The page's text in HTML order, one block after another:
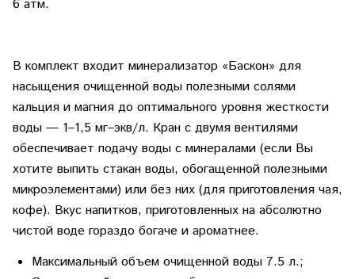
6 атм.
В комплект входит минерализатор «Баскон» для
насыщения очищенной воды полезными солями
кальция и магния до оптимального уровня жесткости
воды — 1–1,5 мг–экв/л. Кран с двумя вентилями
обеспечивает подачу воды с минералами (если Вы
хотите выпить стакан воды, обогащенной полезными
микроэлементами) или без них (для приготовления чая,
кофе). Вкус напитков, приготовленных на абсолютно
чистой воде гораздо богаче и ароматнее.
Максимальный объем очищенной воды 7.5 л.;